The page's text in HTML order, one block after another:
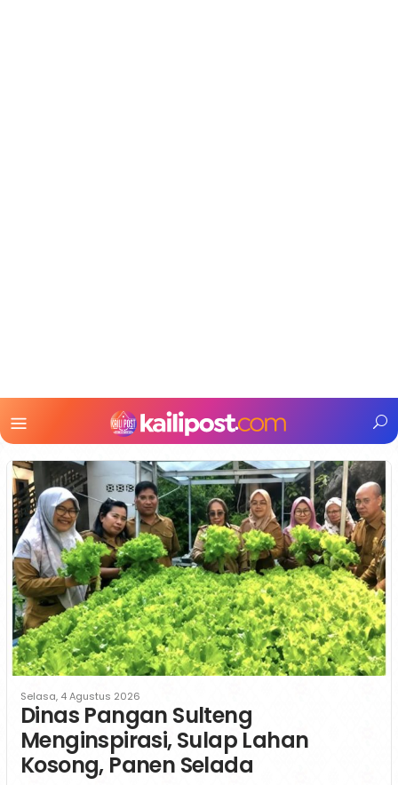
Mobile
Selasa, 4 Agustus 2026
Dinas Pangan Sulteng
Menginspirasi, Sulap Lahan
Kosong, Panen Selada